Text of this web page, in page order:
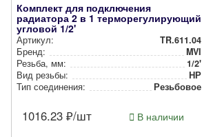
Комплект для подключения
радиатора 2 в 1 терморегулирующий
угловой 1/2'
Артикул:
TR.611.04
Бренд:
MVI
Резьба, мм:
1/2'
Вид резьбы:
НР
Тип соединения:
Резьбовое
1016.23 ₽/шт В наличии